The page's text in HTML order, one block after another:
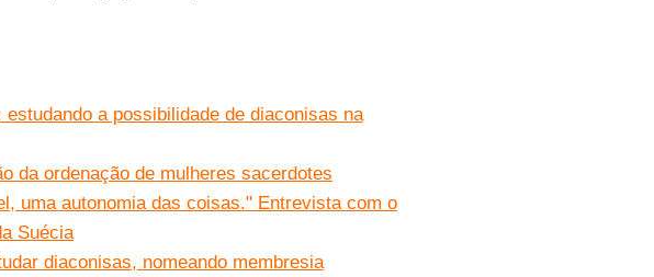
a possibilidade de diaconisas na
da ordenação de mulheres sacerdotes
uma autonomia das coisas." Entrevista com o
Suécia
diaconisas, nomeando membresia